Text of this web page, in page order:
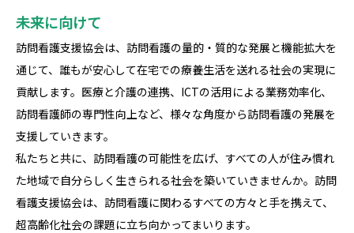
未来に向けて
訪問看護支援協会は、訪問看護の量的・質的な発展と機能拡大を
通じて、誰もが安心して在宅での療養生活を送れる社会の実現に
貢献します。医療と介護の連携、ICTの活用による業務効率化、
訪問看護師の専門性向上など、様々な角度から訪問看護の発展を
支援していきます。
私たちと共に、訪問看護の可能性を広げ、すべての人が住み慣れ
た地域で自分らしく生きられる社会を築いていきませんか。訪問
看護支援協会は、訪問看護に関わるすべての方々と手を携えて、
超高齢化社会の課題に立ち向かってまいります。